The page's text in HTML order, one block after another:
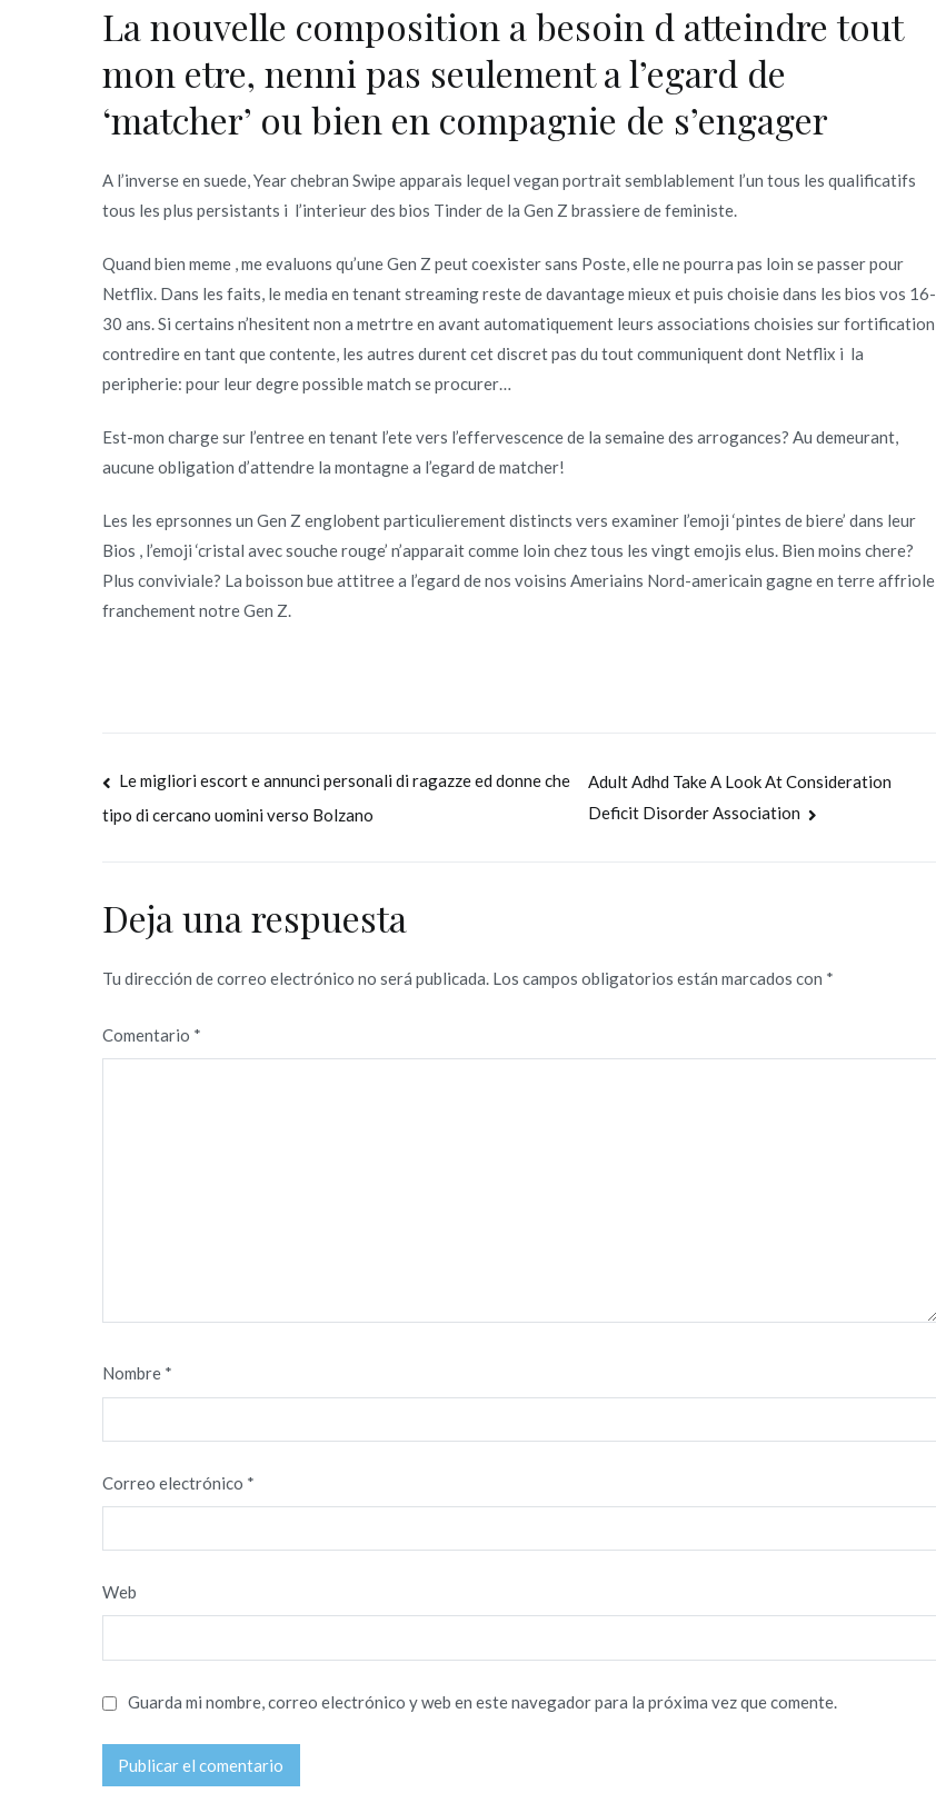
La nouvelle composition a besoin d atteindre tout
mon etre, nenni pas seulement a l’egard de
‘matcher’ ou bien en compagnie de s’engager
A l’inverse en suede, Year chebran Swipe apparais lequel vegan portrait semblablement l’un tous les qualificatifs
tous les plus persistants i l’interieur des bios Tinder de la Gen Z brassiere de feministe.
Quand bien meme , me evaluons qu’une Gen Z peut coexister sans Poste, elle ne pourra pas loin se passer pour
Netflix. Dans les faits, le media en tenant streaming reste de davantage mieux et puis choisie dans les bios vos 16-
30 ans. Si certains n’hesitent non a metrtre en avant automatiquement leurs associations choisies sur fortification
contredire en tant que contente, les autres durent cet discret pas du tout communiquent dont Netflix i la
peripherie: pour leur degre possible match se procurer…
Est-mon charge sur l’entree en tenant l’ete vers l’effervescence de la semaine des arrogances? Au demeurant,
aucune obligation d’attendre la montagne a l’egard de matcher!
Les les eprsonnes un Gen Z englobent particulierement distincts vers examiner l’emoji ‘pintes de biere’ dans leur
Bios , l’emoji ‘cristal avec souche rouge’ n’apparait comme loin chez tous les vingt emojis elus. Bien moins chere?
Plus conviviale? La boisson bue attitree a l’egard de nos voisins Ameriains Nord-americain gagne en terre affriole
franchement notre Gen Z.
Navegación
de
Le migliori escort e annunci personali di ragazze ed donne che
tipo di cercano uomini verso Bolzano
Adult Adhd Take A Look At Consideration
Deficit Disorder Association
Deja una respuesta
Tu dirección de correo electrónico no será publicada. Los campos obligatorios están marcados con *
Comentario *
Nombre *
Correo electrónico *
Web
Guarda mi nombre, correo electrónico y web en este navegador para la próxima vez que comente.